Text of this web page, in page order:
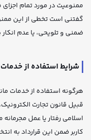
ممنوعیت در مورد تمام اجزای
گفتنی است تخطی از این
ضمنی و تلویحی، یا عدم
شرایط استفاده از خدمات
هرگونه استفاده از خدمات
قبیل قانون تجارت
اسلامی رفتار یا عمل
كاربر ضمن اين قرارداد به